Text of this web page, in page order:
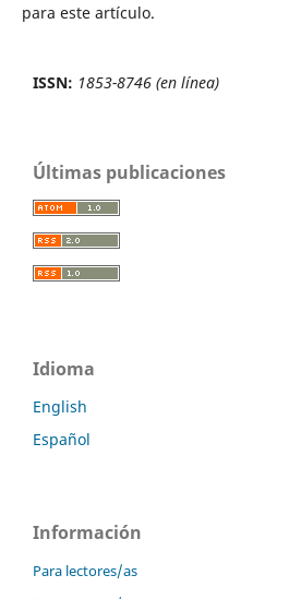
para este artículo.
ISSN: 1853-8746 (en línea)
Últimas publicaciones
Idioma
English
Español
Información
Para lectores/as